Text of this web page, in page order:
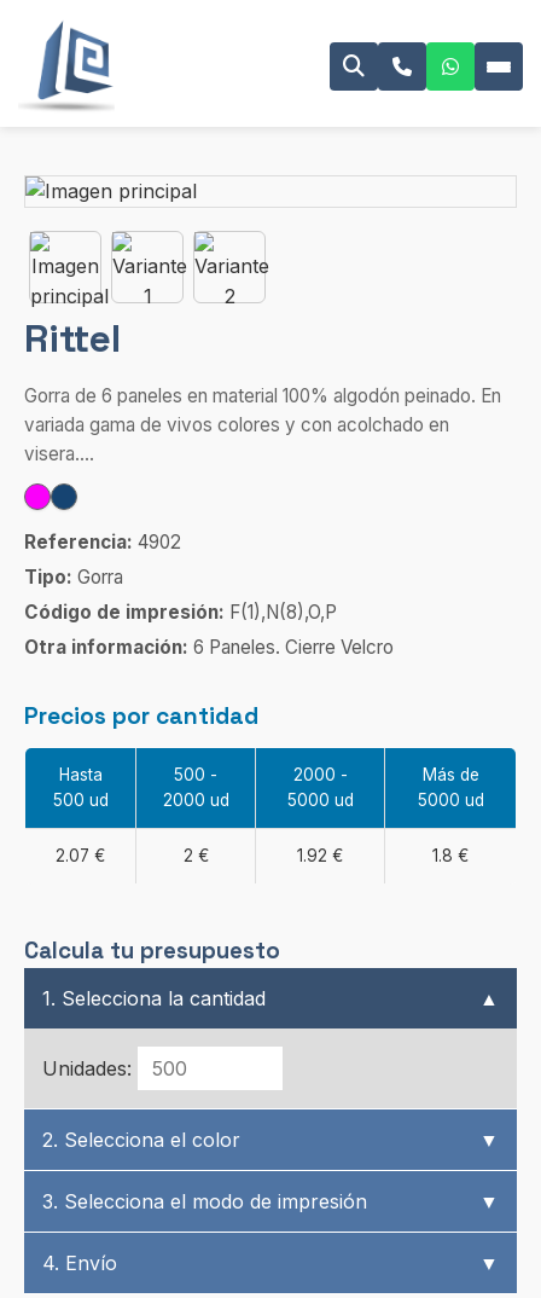
Rittel
Gorra de 6 paneles en material 100% algodón peinado. En
variada gama de vivos colores y con acolchado en
visera....
Referencia: 4902
Tipo: Gorra
Código de impresión: F(1),N(8),O,P
Otra información: 6 Paneles. Cierre Velcro
Precios por cantidad
Hasta
500 ud
500 -
2000 ud
2000 -
5000 ud
Más de
5000 ud
2.07 € 2 € 1.92 € 1.8 €
Calcula tu presupuesto
1. Selecciona la cantidad ▲
Unidades:
2. Selecciona el color ▼
3. Selecciona el modo de impresión ▼
4. Envío ▼